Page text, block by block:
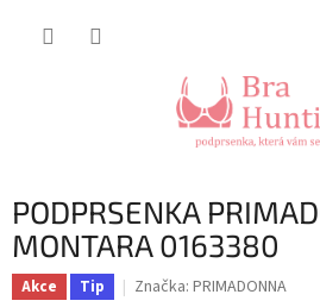
PODPRSENKA
MONTARA 0163380
Akce Tip Značka: PRIMADONNA